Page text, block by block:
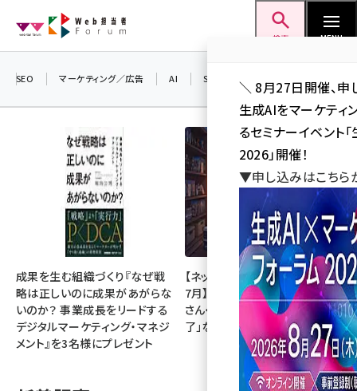
ン
検索 MENU
seo (3536)
ai (2818)
youtube (2444)
note (2320)
セミナー (2313)
z世代 (1629)
llmo (1167)
SEO マーケティング／広告 AI SNS
成果を生む組織づくり『なぜ戦
略は正しいのに成果があがらな
いのか？ 事業成長をリードする
デジタルマーケティング・マネジ
メント』を3名様にプレゼント
【ネットミーム振り返り・2026年
7月】「映画ちいかわ」「佐藤二朗
さん・橋本愛さん」「POPOPO終
了」など
＼ 8月27日開催、申
生成AIをマーケティ
るセミナーイベント
2026」開催！
▼申し込みはこち